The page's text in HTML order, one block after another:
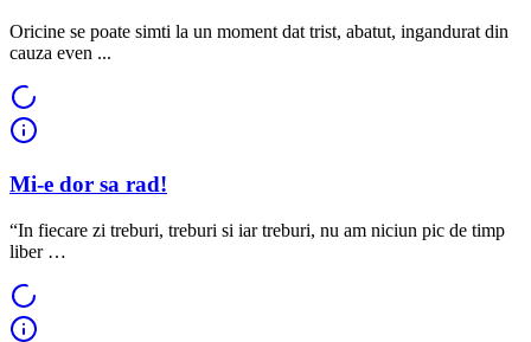
Oricine se poate simti la un moment dat trist, abatut, ingandurat din
cauza even ...
Mi-e dor sa rad!
“In fiecare zi treburi, treburi si iar treburi, nu am niciun pic de timp
liber …